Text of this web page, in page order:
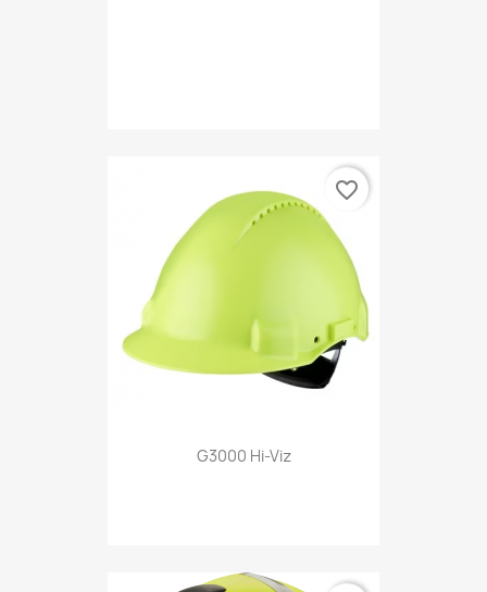
G3000 Hi-Viz
favorite_border